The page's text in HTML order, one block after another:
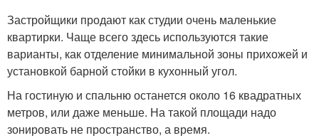
Застройщики продают как студии очень маленькие
квартирки. Чаще всего здесь используются такие
варианты, как отделение минимальной зоны прихожей и
установкой барной стойки в кухонный угол.
На гостиную и спальню останется около 16 квадратных
метров, или даже меньше. На такой площади надо
зонировать не пространство, а время.